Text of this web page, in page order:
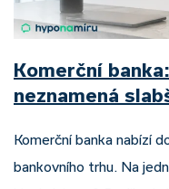
Komerční
neznamená
Komerční banka nabízí
bankovního trhu. Na